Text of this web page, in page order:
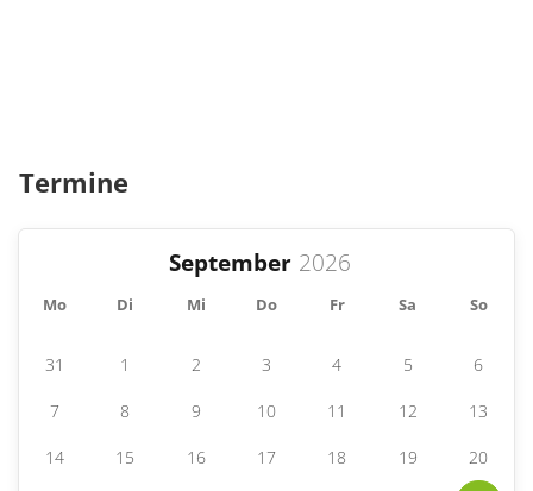
Termine
September
Mo Di Mi Do Fr Sa So
31 1 2 3 4 5 6
7 8 9 10 11 12 13
14 15 16 17 18 19 20